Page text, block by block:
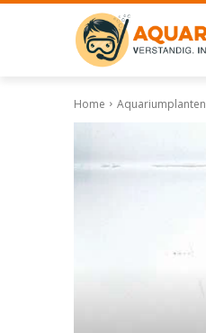
Home Aquariumplanten